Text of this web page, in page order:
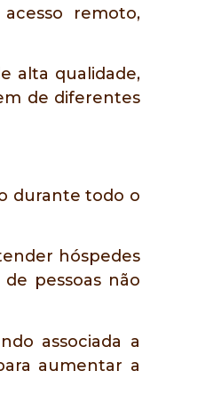
remoto,
alta qualidade,
de diferentes
durante todo o
hóspedes
pessoas não
associada a
aumentar a